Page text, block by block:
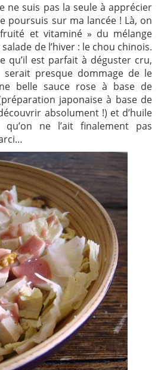
ne suis pas la seule à apprécier
poursuis sur ma lancée ! Là, on
et vitaminé » du mélange
de l’hiver : le chou chinois.
qu’il est parfait à déguster cru,
serait presque dommage de le
belle sauce rose à base de
japonaise à base de
absolument !) et d’huile
ne l’ait finalement pas